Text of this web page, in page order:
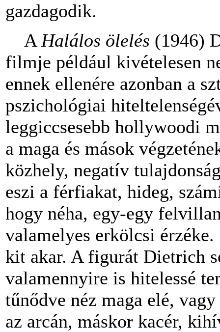
gazdagodik.
A Halálos ölelés (1946)
filmje például kivételesen
ennek ellenére azonban a
pszichológiai
leggiccsesebb hollywoodi
a maga és mások
közhely, negatív
eszi a férfiakat, hideg,
hogy néha, egy-egy
valamelyes erkölcsi
kit akar. A figurát Dietrich
valamennyire is hitelessé
tűnődve néz maga elé,
az arcán, máskor kacér,